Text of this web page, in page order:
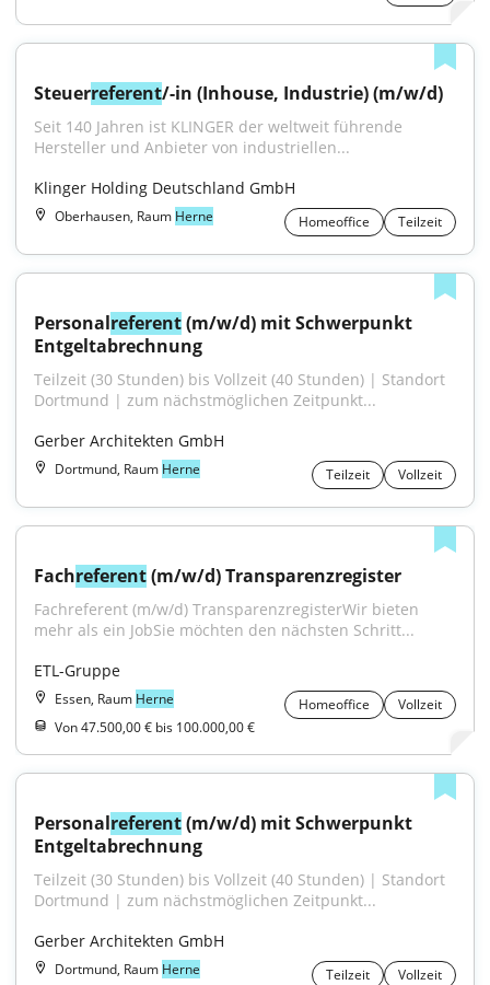
Steuerreferent/-in (Inhouse, Industrie) (m/w/d)
Seit 140 Jahren ist KLINGER der weltweit führende
Hersteller und Anbieter von industriellen...
Klinger Holding Deutschland GmbH
Oberhausen, Raum Herne Homeoffice Teilzeit
Personalreferent (m/w/d) mit Schwerpunkt
Entgeltabrechnung
Teilzeit (30 Stunden) bis Vollzeit (40 Stunden) | Standort
Dortmund | zum nächstmöglichen Zeitpunkt...
Gerber Architekten GmbH
Dortmund, Raum Herne Teilzeit Vollzeit
Fachreferent (m/w/d) Transparenzregister
Fachreferent (m/w/d) TransparenzregisterWir bieten
mehr als ein JobSie möchten den nächsten Schritt...
ETL-Gruppe
Essen, Raum Herne Homeoffice
Vollzeit
Von 47.500,00 € bis 100.000,00 €
Personalreferent (m/w/d) mit Schwerpunkt
Entgeltabrechnung
Teilzeit (30 Stunden) bis Vollzeit (40 Stunden) | Standort
Dortmund | zum nächstmöglichen Zeitpunkt...
Gerber Architekten GmbH
Dortmund, Raum Herne Teilzeit
Vollzeit